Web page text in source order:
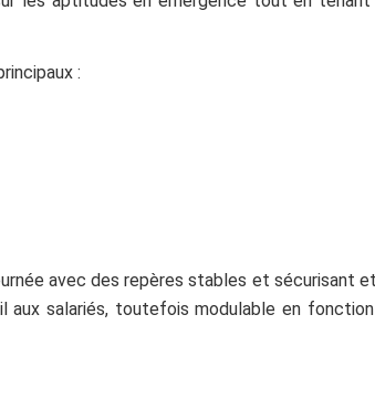
:
avec des repères stables et sécurisant
salariés, toutefois modulable en